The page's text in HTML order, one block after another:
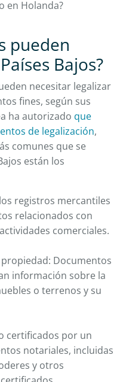
en Holanda?
pueden
Bajos?
necesitar legalizar
fines, según sus
ha autorizado que
de legalización,
comunes que se
están los
registros mercantiles
relacionados con
comerciales.
Documentos
información sobre la
o terrenos y su
certificados por un
notariales, incluidas
y otros